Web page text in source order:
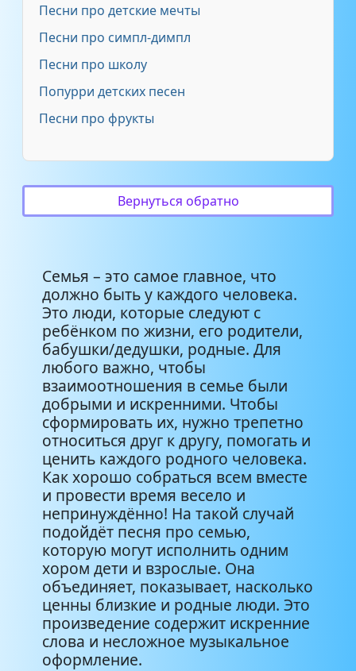
Детские песни о семье -
Детские песни о семье - Пусть
всегда будет солнце
Детские песни про семью -
Все на свете хорошо
здравствует,семья!
Детские песни-о семье -
Семья-радость моя
Песни про детские мечты
Песни про симпл-димпл
Песни про школу
Попурри детских песен
Песни про фрукты
Вернуться обратно
Семья – это самое главное, что
должно быть у каждого человека.
Это люди, которые следуют с
ребёнком по жизни, его родители,
бабушки/дедушки, родные. Для
любого важно, чтобы
взаимоотношения в семье были
добрыми и искренними. Чтобы
сформировать их, нужно трепетно
относиться друг к другу, помогать и
ценить каждого родного человека.
Как хорошо собраться всем вместе
и провести время весело и
непринуждённо! На такой случай
подойдёт песня про семью,
которую могут исполнить одним
хором дети и взрослые. Она
объединяет, показывает, насколько
ценны близкие и родные люди. Это
произведение содержит искренние
слова и несложное музыкальное
оформление.